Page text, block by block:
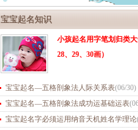
宝宝起名知识
小孩起名用字笔划归类大
28、29、30画）
宝宝起名—五格剖象法人际关系表(06/30)
宝宝起名—五格剖象法成功运基础运表(
宝宝起名字必须运用纳音天机姓名学理论